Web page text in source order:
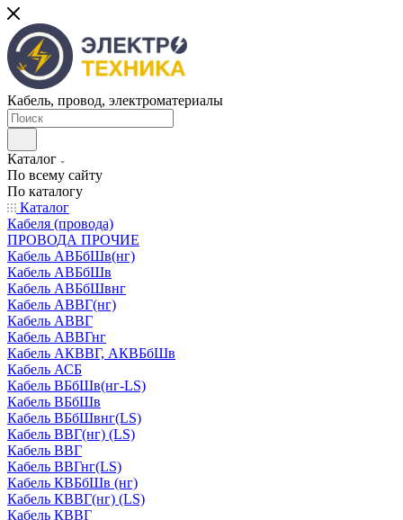
Кабель, провод, электроматериалы
Каталог
По всему сайту
По каталогу
Каталог
Кабеля (провода)
ПРОВОДА ПРОЧИЕ
Кабель АВБбШв(нг)
Кабель АВБбШв
Кабель АВБбШвнг
Кабель АВВГ(нг)
Кабель АВВГ
Кабель АВВГнг
Кабель АКВВГ, АКВБбШв
Кабель АСБ
Кабель ВБбШв(нг-LS)
Кабель ВБбШв
Кабель ВБбШвнг(LS)
Кабель ВВГ(нг) (LS)
Кабель ВВГ
Кабель ВВГнг(LS)
Кабель КВБбШв (нг)
Кабель КВВГ(нг) (LS)
Кабель КВВГ